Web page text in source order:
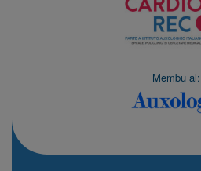
Membu al: